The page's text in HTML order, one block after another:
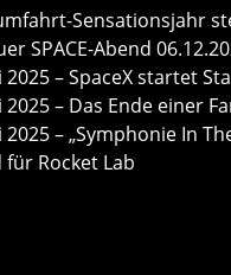
Sensationsjahr
SPACE-Abend
2025 – SpaceX startet
2025 – Das Ende einer
2025 – „Symphonie In
für Rocket Lab